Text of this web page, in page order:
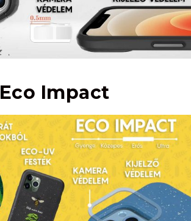
Eco Impact